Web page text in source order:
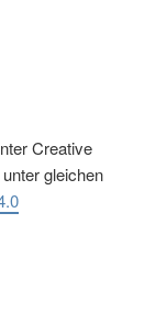
Creative
gleichen